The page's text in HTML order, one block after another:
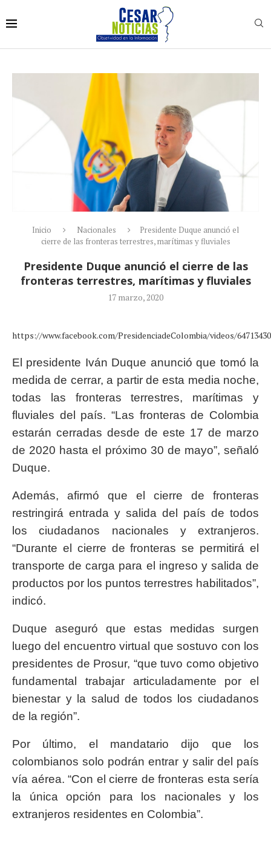
Inicio Nacionales
Presidente Duque anunció el
cierre de las fronteras terrestres, marítimas y fluviales
Presidente Duque anunció el cierre de las
fronteras terrestres, marítimas y fluviales
17 marzo, 2020
https://www.facebook.com/PresidenciadeColombia/videos/
El presidente Iván Duque anunció que tomó la
medida de cerrar, a partir de esta media noche,
todas las fronteras terrestres, marítimas y
fluviales del país. “Las fronteras de Colombia
estarán cerradas desde de este 17 de marzo
de 2020 hasta el próximo 30 de mayo”, señaló
Duque.
Además, afirmó que el cierre de fronteras
restringirá entrada y salida del país de todos
los ciudadanos nacionales y extranjeros.
“Durante el cierre de fronteras se permitirá el
transporte de carga para el ingreso y salida de
productos por los puntos terrestres habilitados”,
indicó.
Duque aseguró que estas medidas surgen
luego del encuentro virtual que sostuvo con los
presidentes de Prosur, “que tuvo como objetivo
fundamental trabajar articuladamente por el
bienestar y la salud de todos los ciudadanos
de la región”.
Por último, el mandatario dijo que los
colombianos solo podrán entrar y salir del país
vía aérea. “Con el cierre de fronteras esta sería
la única opción para los nacionales y los
extranjeros residentes en Colombia”.